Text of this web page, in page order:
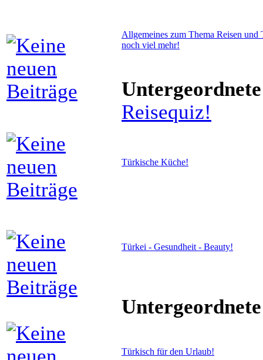
Allgemeines zum Thema Reisen
noch viel mehr!
Reisequiz!
Türkische Küche!
Türkei - Gesundheit - Beauty!
Türkisch für den Urlaub!